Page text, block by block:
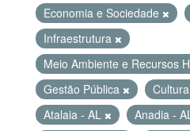
Economia e Sociedade
Infraestrutura
Meio Ambiente e Recursos
Gestão Pública
Atalaia - AL
Anadia -